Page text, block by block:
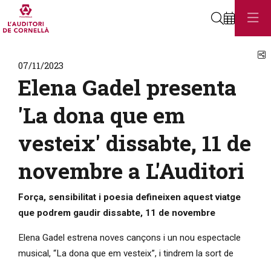
Cerca
07/11/2023
Elena Gadel presenta
'La dona que em
vesteix' dissabte, 11 de
novembre a L'Auditori
Força, sensibilitat i poesia defineixen aquest viatge
que podrem gaudir dissabte, 11 de novembre
Elena Gadel estrena noves cançons i un nou espectacle
musical, “La dona que em vesteix”, i tindrem la sort de